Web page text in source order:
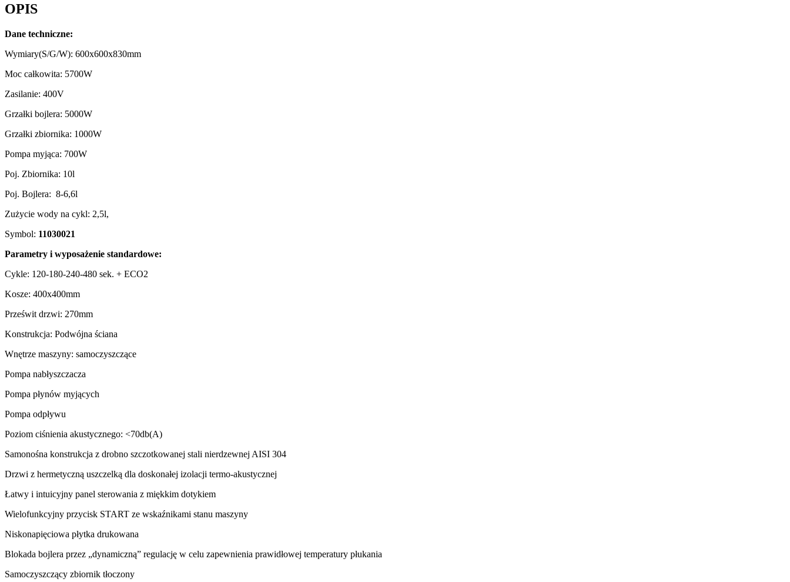
OPIS
Dane techniczne:
Wymiary(S/G/W): 600x600x830mm
Moc całkowita: 5700W
Zasilanie: 400V
Grzałki bojlera: 5000W
Grzałki zbiornika: 1000W
Pompa myjąca: 700W
Poj. Zbiornika: 10l
Poj. Bojlera: 8-6,6l
Zużycie wody na cykl: 2,5l,
Symbol: 11030021
Parametry i wyposażenie standardowe:
Cykle: 120-180-240-480 sek. + ECO2
Kosze: 400x400mm
Prześwit drzwi: 270mm
Konstrukcja: Podwójna ściana
Wnętrze maszyny: samoczyszczące
Pompa nabłyszczacza
Pompa płynów myjących
Pompa odpływu
Poziom ciśnienia akustycznego: <70db(A)
Samonośna konstrukcja z drobno szczotkowanej stali nierdzewnej AISI 304
Drzwi z hermetyczną uszczelką dla doskonałej izolacji termo-akustycznej
Łatwy i intuicyjny panel sterowania z miękkim dotykiem
Wielofunkcyjny przycisk START ze wskaźnikami stanu maszyny
Niskonapięciowa płytka drukowana
Blokada bojlera przez „dynamiczną” regulację w celu zapewnienia prawidłowej temperatury płukania
Samoczyszczący zbiornik tłoczony